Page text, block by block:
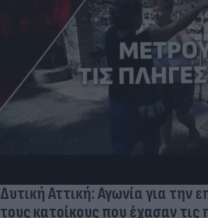
Δυτική Αττική: Αγωνία για την
τους κατοίκους που έχασαν τις